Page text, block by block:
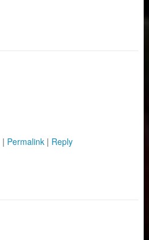
| Permalink| Reply